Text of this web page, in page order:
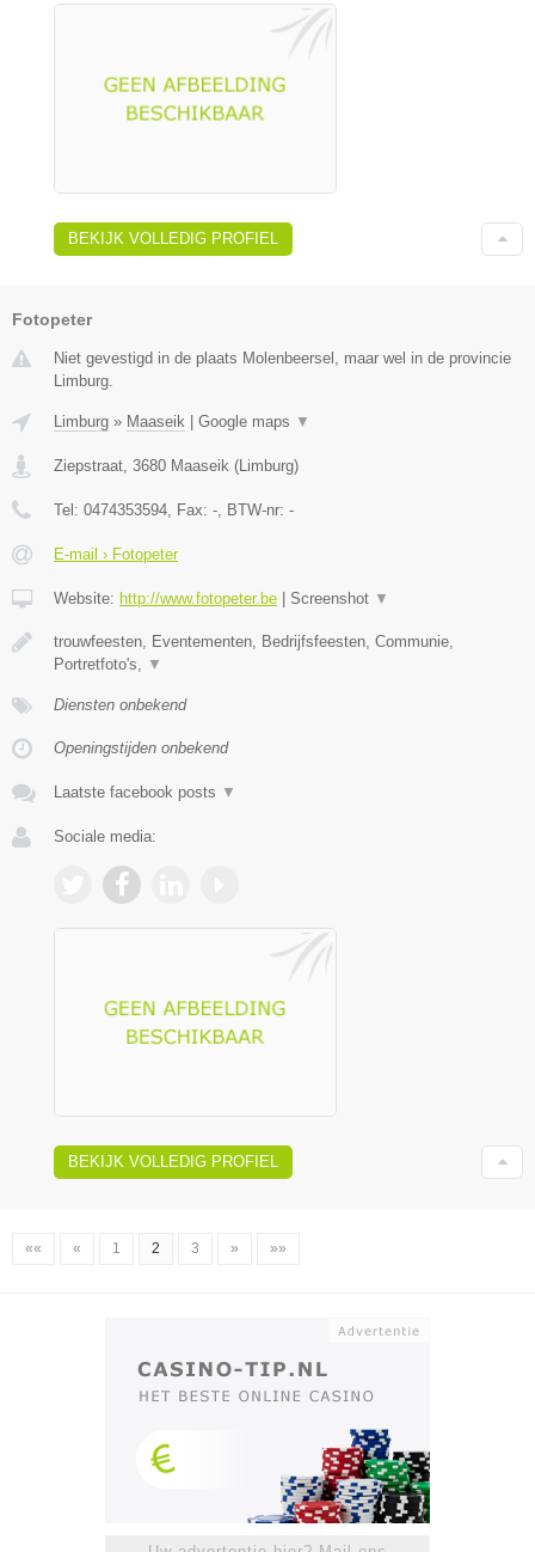
BEKIJK VOLLEDIG PROFIEL
Fotopeter
Niet gevestigd in de plaats Molenbeersel, maar wel in de provincie
Limburg.
Limburg » Maaseik Google maps ▼
Ziepstraat 3680 Maaseik ( Limburg)
Tel: 0474353594 , Fax: - , BTW-nr: -
E-mail › Fotopeter
Website: http://www.fotopeter.be Screenshot ▼
trouwfeesten, Eventementen, Bedrijfsfeesten, Communie,
Portretfoto's,
▼
Diensten onbekend
Openingstijden onbekend
Laatste facebook posts ▼
Sociale media:
BEKIJK VOLLEDIG PROFIEL
«« « 1 2 3 » »»